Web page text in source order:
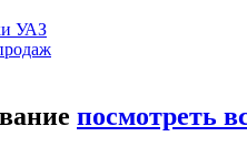
УАЗ
посмотреть